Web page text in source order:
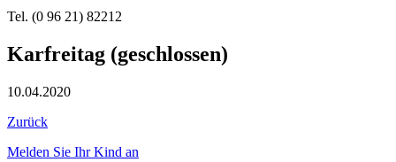
Tel. (0 96 21) 82212
Karfreitag (geschlossen)
10.04.2020
Zurück
Melden Sie Ihr Kind an